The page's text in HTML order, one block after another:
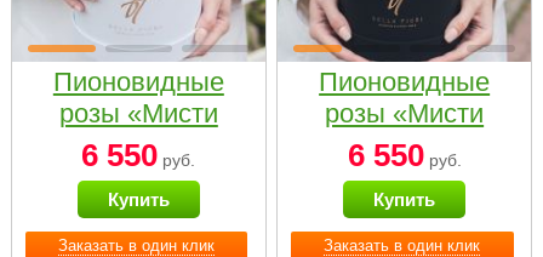
Заказать в один клик
Пионовидные
розы «Мисти
бабблс» в белой
коробке Small
6 550 руб.
Купить
Заказать в один клик
Пионовидные
розы «Мисти
бабблс» в
черной коробке
Small
6 550руб.
Купить